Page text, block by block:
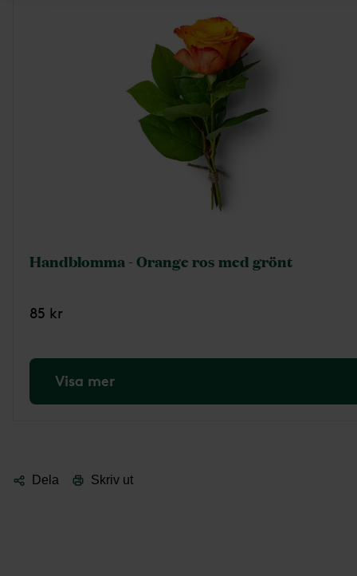
Handblomma - Orange ros med grönt
85 kr
Visa mer
Dela Skriv ut